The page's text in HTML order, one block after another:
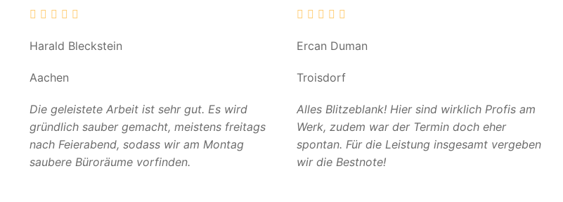
Harald Bleckstein
Aachen
Die geleistete Arbeit ist sehr gut. Es wird
gründlich sauber gemacht, meistens freitags
nach Feierabend, sodass wir am Montag
saubere Büroräume vorfinden.
Ercan Duman
Troisdorf
Alles Blitzeblank! Hier sind wirklich Profis am
Werk, zudem war der Termin doch eher
spontan. Für die Leistung insgesamt vergeben
wir die Bestnote!